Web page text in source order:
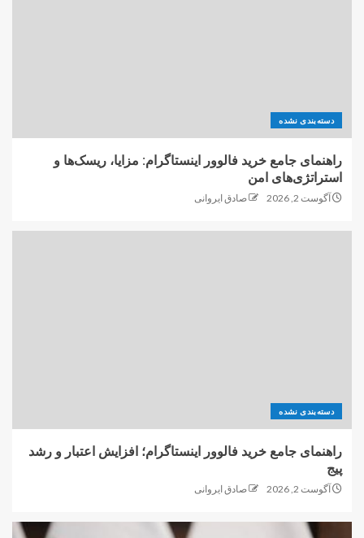
دسته‌بندی نشده
راهنمای جامع خرید فالوور اینستاگرام: مزایا، ریسک‌ها و
استراتژی‌های امن
آگوست 2, 2026 صادق ایروانی
دسته‌بندی نشده
راهنمای جامع خرید فالوور اینستاگرام؛ افزایش اعتبار و رشد
پیج
آگوست 2, 2026 صادق ایروانی